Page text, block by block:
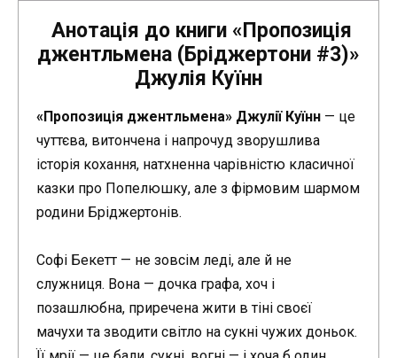
Анотація до книги «Пропозиція
джентльмена (Бріджертони #3)»
Джулія Куїнн
«Пропозиція джентльмена» Джулії Куїнн — це
чуттєва, витончена і напрочуд зворушлива
історія кохання, натхненна чарівністю класичної
казки про Попелюшку, але з фірмовим шармом
родини Бріджертонів.
Софі Бекетт — не зовсім леді, але й не
служниця. Вона — дочка графа, хоч і
позашлюбна, приречена жити в тіні своєї
мачухи та зводити світло на сукні чужих доньок.